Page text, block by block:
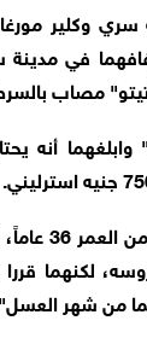
سري وكلير
في مدينة
مصاب
أنه
وقال سري
لكنهما قررا
من شهر